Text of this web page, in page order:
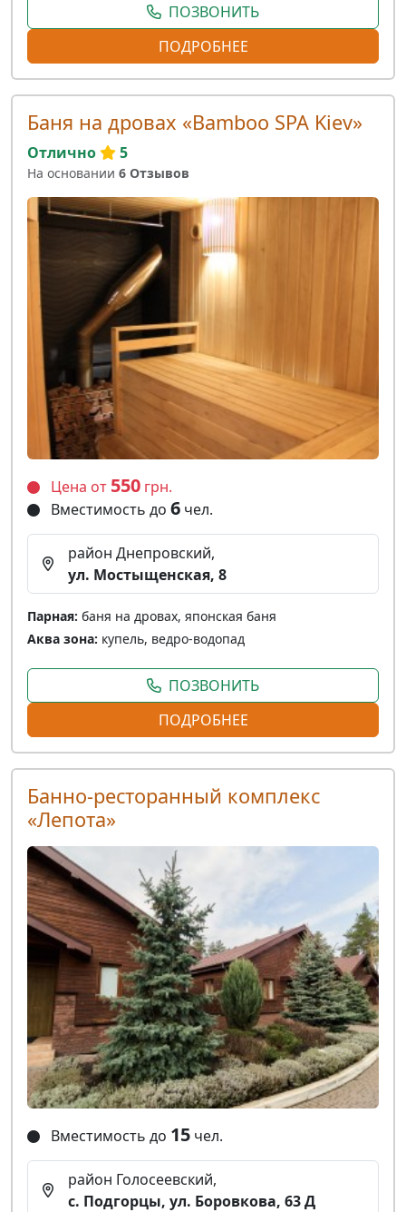
ПОЗВОНИТЬ
ПОДРОБНЕЕ
Баня на дровах «Bamboo SPA Kiev»
Отлично 5
На основании 6 Отзывов
Цена от 550 грн.
Вместимость до 6 чел.
район Днепровский,
ул. Мостыщенская, 8
Парная: баня на дровах, японская баня
Аква зона: купель, ведро-водопад
ПОЗВОНИТЬ
ПОДРОБНЕЕ
Банно-ресторанный комплекс
«Лепота»
Вместимость до 15 чел.
район Голосеевский,
с. Подгорцы, ул. Боровкова, 63 Д